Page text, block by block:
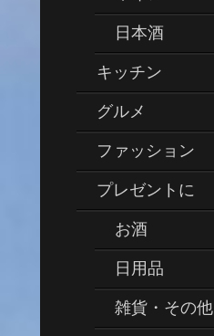
日本酒
キッチン
グルメ
ファッション
プレゼントに
お酒
日用品
雑貨・その他